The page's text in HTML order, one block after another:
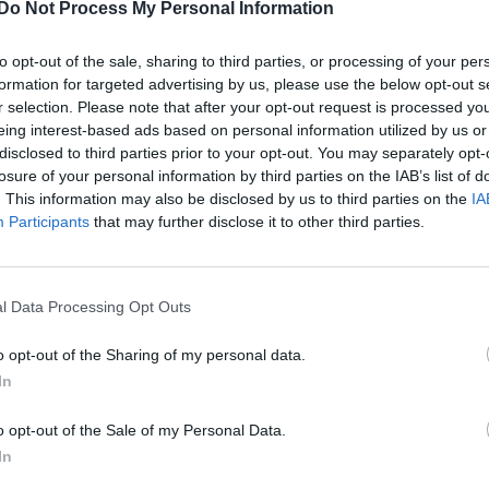
Do Not Process My Personal Information
opt-out of the sale, sharing to third parties, or processing of your
for targeted advertising by us, please use the below opt-out
selection. Please note that after your opt-out request is processed
interest-based ads based on personal information utilized by us
to third parties prior to your opt-out. You may separately
of your personal information by third parties on the IAB’s list of
This information may also be disclosed by us to third parties on the
Participants that may further disclose it to other third parties.
Data Processing Opt Outs
opt-out of the Sharing of my personal data.
opt-out of the Sale of my Personal Data.
-13 2.0tdi DSG
inlägget avThe-GOAT för 14
sedaniGenerell felsökning
man ha mindre ström
4 svar
inlägget av BilFixare för 20 timmar
iEl- och hybridbilar
bromstryck efter
inlägget avjaka54 Igår 09:48
2017
med jämna
inlägget avAnsan onsdag 15:29i
felsökning
Huggern goes big
with 427 ZL-1!
Senaste inlägget av
timmar sedaniProjekt
Camaro som
Senaste inlägget av
timmar sedani